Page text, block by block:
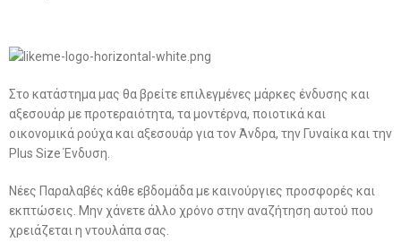
Στο κατάστημα μας θα βρείτε επιλεγμένες μάρκες ένδυσης και
αξεσουάρ με προτεραιότητα, τα μοντέρνα, ποιοτικά και
οικονομικά ρούχα και αξεσουάρ για τον Άνδρα, την Γυναίκα και την
Plus Size Ένδυση.
Νέες Παραλαβές κάθε εβδομάδα με καινούργιες προσφορές και
εκπτώσεις. Μην χάνετε άλλο χρόνο στην αναζήτηση αυτού που
χρειάζεται η ντουλάπα σας.